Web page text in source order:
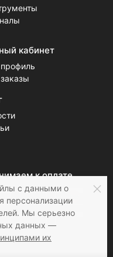
кабинет
к оплате
с данными о
персонализации
Мы серьезно
данных —
их